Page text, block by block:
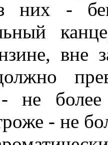
них -
вне
не
- не